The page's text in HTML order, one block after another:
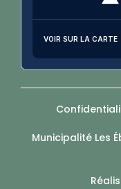
VOIR SUR LA CARTE
Municipalité Les